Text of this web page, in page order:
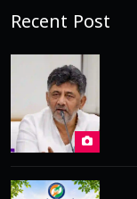
Recent Post